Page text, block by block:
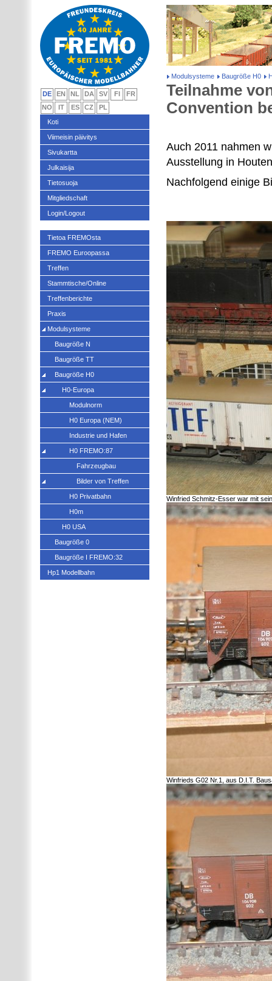
Modulsysteme Baugröße H0
Teilnahme
Convention
Auch 2011 nahmen
Ausstellung in
Nachfolgend einige
Winfried Schmitz-Esser war mit
Winfrieds G02 Nr.1, aus D.I.T.
DE EN NL DA SV FI
FR
NO
IT ES CZ
PL
Koti
Viimeisin päivitys
Sivukartta
Julkaisija
Tietosuoja
Mitgliedschaft
Login/Logout
Tietoa FREMOsta
FREMO Euroopassa
Treffen
Stammtische/Online
Treffenberichte
Praxis
Modulsysteme
Baugröße N
Baugröße TT
Baugröße H0
H0-Europa
Modulnorm
H0 Europa (NEM)
Industrie und Hafen
H0 FREMO:87
Fahrzeugbau
Bilder von Treffen
H0 Privatbahn
H0m
H0 USA
Baugröße 0
Baugröße I FREMO:32
Hp1 Modellbahn